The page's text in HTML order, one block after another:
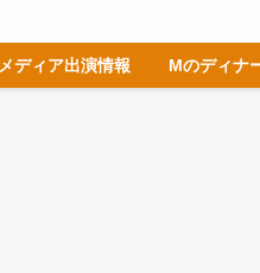
メディア出演情報 Mのディナ